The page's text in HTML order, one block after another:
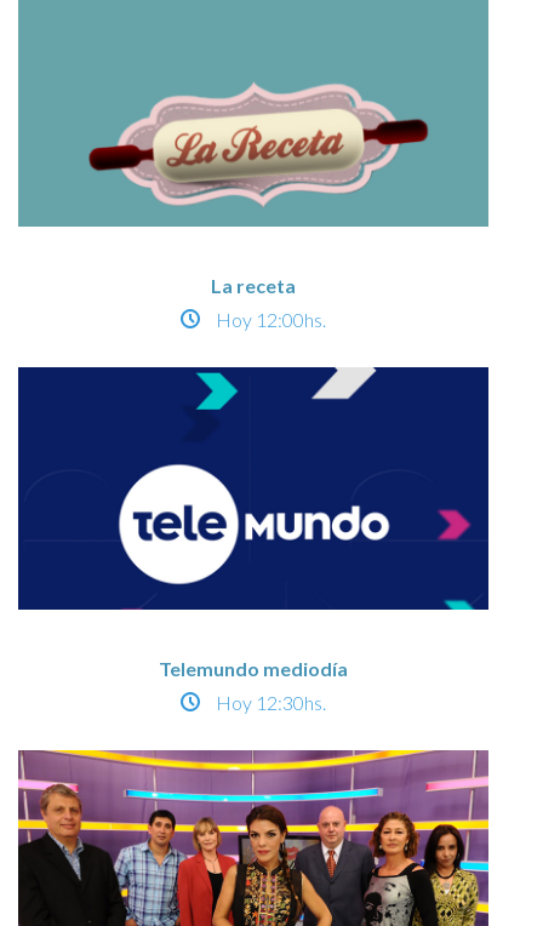
La receta
Hoy 12:00hs.
Telemundo mediodía
Hoy 12:30hs.